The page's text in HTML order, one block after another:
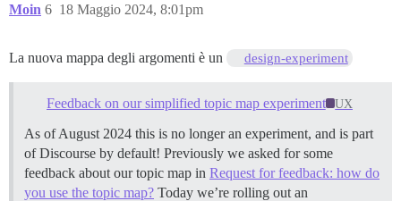
Moin 18 Maggio 2024, 8:01pm
6
La nuova mappa degli argomenti è un design-experiment
Feedback on our simplified topic map experiment UX
As of August 2024 this is no longer an experiment, and is part
of Discourse by default! Previously we asked for some
feedback about our topic map in Request for feedback: how do
you use the topic map? Today we’re rolling out an